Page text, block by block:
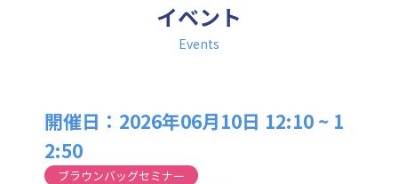
イベント
Events
開催日：2026年06月10日 12:10 ~ 1
2:50
ブラウンバッグセミナー